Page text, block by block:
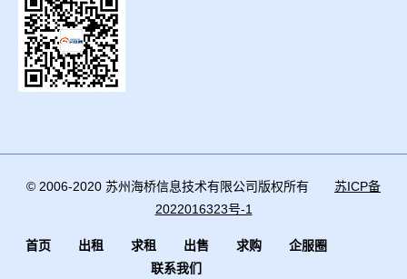
© 2006-2020 苏州海桥信息技术有限公司版权所有 苏ICP备
2022016323号-1
首页 出租 求租 出售 求购
企服圈
联系我们